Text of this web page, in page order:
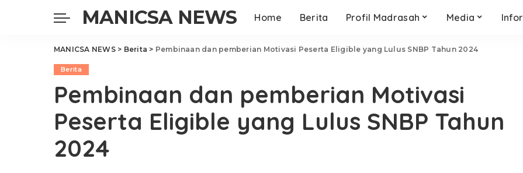
MANICSA NEWS Home Berita Profil Madrasah Media
MANICSA NEWS> Berita > Pembinaan dan pemberian Motivasi Peserta Eligible yang Lulus SNBP Tahun 2024
Berita
Pembinaan dan pemberian Motivasi
Peserta Eligible yang Lulus SNBP Tahun
2024